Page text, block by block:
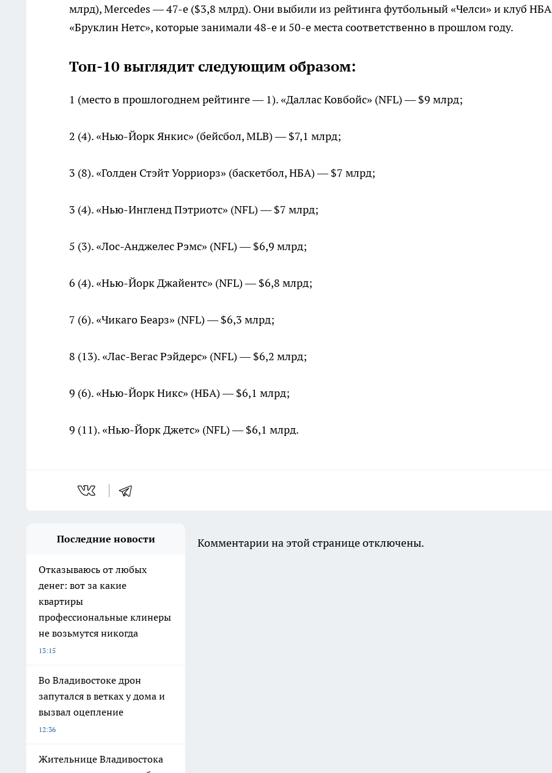
млрд), Mercedes — 47-е ($3,8 млрд). Они выбили из рейтинга футбольный «Челси» и клуб НБА
«Бруклин Нетс», которые занимали 48-е и 50-е места соответственно в прошлом году.
Топ-10 выглядит следующим образом:
1 (место в прошлогоднем рейтинге — 1). «Даллас Ковбойс» (NFL) — $9 млрд;
2 (4). «Нью-Йорк Янкис» (бейсбол, MLB) — $7,1 млрд;
3 (8). «Голден Стэйт Уорриорз» (баскетбол, НБА) — $7 млрд;
3 (4). «Нью-Ингленд Пэтриотс» (NFL) — $7 млрд;
5 (3). «Лос-Анджелес Рэмс» (NFL) — $6,9 млрд;
6 (4). «Нью-Йорк Джайентс» (NFL) — $6,8 млрд;
7 (6). «Чикаго Беарз» (NFL) — $6,3 млрд;
8 (13). «Лас-Вегас Рэйдерс» (NFL) — $6,2 млрд;
9 (6). «Нью-Йорк Никс» (НБА) — $6,1 млрд;
9 (11). «Нью-Йорк Джетс» (NFL) — $6,1 млрд.
Последние новости
Отказываюсь от любых
денег: вот за какие
квартиры
профессиональные клинеры
не возьмутся никогда
13:15
Во Владивостоке дрон
запутался в ветках у дома и
вызвал оцепление
12:36
Жительнице Владивостока
Комментарии на этой странице отключены.